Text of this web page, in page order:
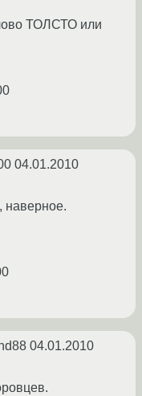
ТОЛСТО или
04.01.2010
наверное.
04.01.2010